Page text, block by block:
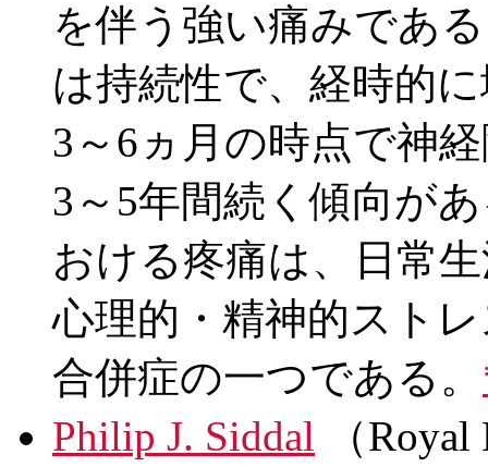
を伴う強い痛みであ
は持続性で、経時的
3～6ヵ月の時点で神
3～5年間続く傾向が
おける疼痛は、日常
心理的・精神的スト
合併症の一つである。
Philip J. Siddal （